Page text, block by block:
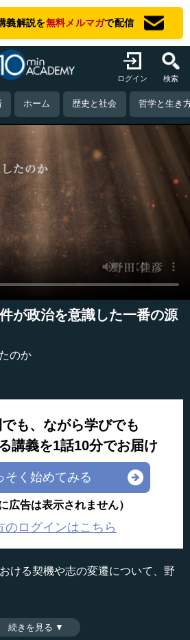
義解説を無料メルマガで配信
ログイン 検索
ホーム 歴史と社会 哲学と生き
が政治を意識した一番の源
のか
も、ながら学びでも
講義を1話10分でお届け
そく始めてみる
広告は表示されません）
のログインはこちら
ける契機や志の変遷について、野
続きを見る ▼